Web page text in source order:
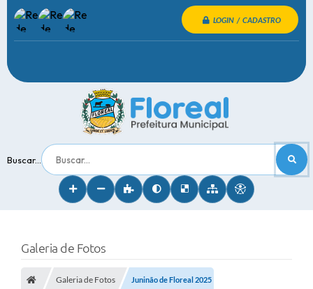
LOGIN / CADASTRO
Buscar...
Galeria de Fotos
Galeria de Fotos Juninão de Floreal 2025